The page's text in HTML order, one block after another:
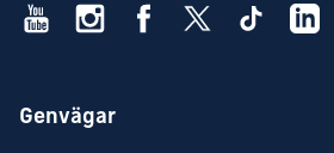
Genvägar